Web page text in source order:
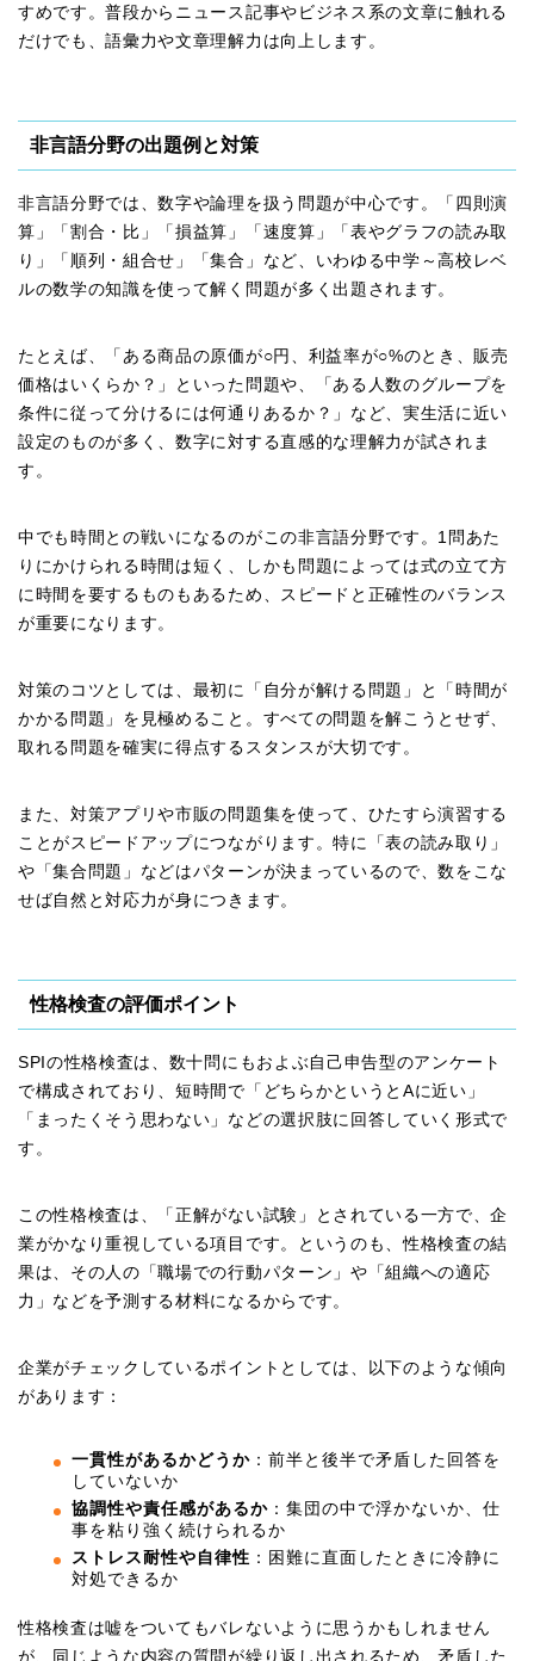
すめです。普段からニュース記事やビジネス系の文章に触れる
だけでも、語彙力や文章理解力は向上します。
非言語分野の出題例と対策
非言語分野では、数字や論理を扱う問題が中心です。「四則演
算」「割合・比」「損益算」「速度算」「表やグラフの読み取
り」「順列・組合せ」「集合」など、いわゆる中学～高校レベ
ルの数学の知識を使って解く問題が多く出題されます。
たとえば、「ある商品の原価が○円、利益率が○%のとき、販売
価格はいくらか？」といった問題や、「ある人数のグループを
条件に従って分けるには何通りあるか？」など、実生活に近い
設定のものが多く、数字に対する直感的な理解力が試されま
す。
中でも時間との戦いになるのがこの非言語分野です。1問あた
りにかけられる時間は短く、しかも問題によっては式の立て方
に時間を要するものもあるため、スピードと正確性のバランス
が重要になります。
対策のコツとしては、最初に「自分が解ける問題」と「時間が
かかる問題」を見極めること。すべての問題を解こうとせず、
取れる問題を確実に得点するスタンスが大切です。
また、対策アプリや市販の問題集を使って、ひたすら演習する
ことがスピードアップにつながります。特に「表の読み取り」
や「集合問題」などはパターンが決まっているので、数をこな
せば自然と対応力が身につきます。
性格検査の評価ポイント
SPIの性格検査は、数十問にもおよぶ自己申告型のアンケート
で構成されており、短時間で「どちらかというとAに近い」
「まったくそう思わない」などの選択肢に回答していく形式で
す。
この性格検査は、「正解がない試験」とされている一方で、企
業がかなり重視している項目です。というのも、性格検査の結
果は、その人の「職場での行動パターン」や「組織への適応
力」などを予測する材料になるからです。
企業がチェックしているポイントとしては、以下のような傾向
があります：
一貫性があるかどうか ：前半と後半で矛盾した回答を
していないか
協調性や責任感があるか ：集団の中で浮かないか、仕
事を粘り強く続けられるか
ストレス耐性や自律性 ：困難に直面したときに冷静に
対処できるか
性格検査は嘘をついてもバレないように思うかもしれません
が、同じような内容の質問が繰り返し出されるため、矛盾した